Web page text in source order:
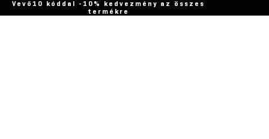
Vevő10 kóddal -10% kedvezmény az összes
termékre